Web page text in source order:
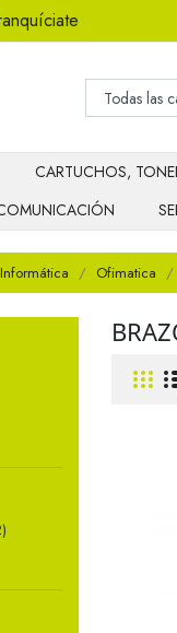
CARTUCHOS,
Ofimatica